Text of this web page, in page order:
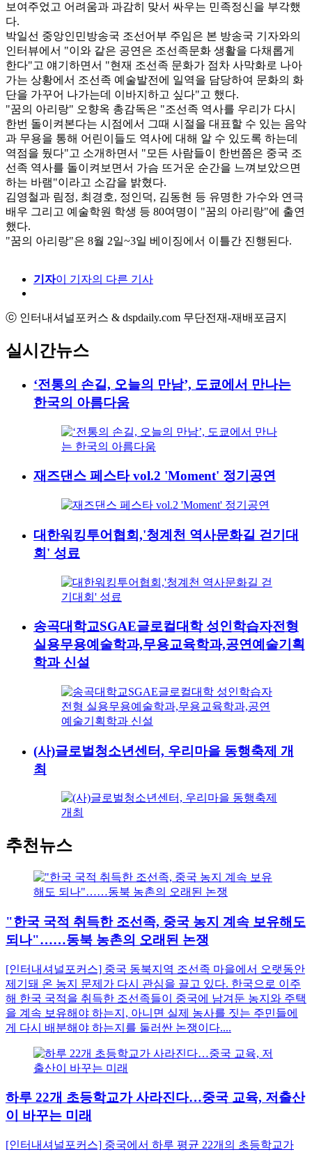
보여주었고 어려움과 과감히 맞서 싸우는 민족정신을 부각했
다.
박일선 중앙인민방송국 조선어부 주임은 본 방송국 기자와의
인터뷰에서 "이와 같은 공연은 조선족문화 생활을 다채롭게
한다"고 얘기하면서 "현재 조선족 문화가 점차 사막화로 나아
가는 상황에서 조선족 예술발전에 일역을 담당하여 문화의 화
단을 가꾸어 나가는데 이바지하고 싶다"고 했다.
"꿈의 아리랑" 오향옥 총감독은 "조선족 역사를 우리가 다시
한번 돌이켜본다는 시점에서 그때 시절을 대표할 수 있는 음악
과 무용을 통해 어린이들도 역사에 대해 알 수 있도록 하는데
역점을 뒀다"고 소개하면서 "모든 사람들이 한번쯤은 중국 조
선족 역사를 돌이켜보면서 가슴 뜨거운 순간을 느껴보았으면
하는 바램"이라고 소감을 밝혔다.
김영철과 림정, 최경호, 정인덕, 김동현 등 유명한 가수와 연극
배우 그리고 예술학원 학생 등 80여명이 "꿈의 아리랑"에 출연
했다.
"꿈의 아리랑"은 8월 2일~3일 베이징에서 이틀간 진행된다.
기자이 기자의 다른 기사
ⓒ 인터내셔널포커스 & dspdaily.com 무단전재-재배포금지
실시간뉴스
‘전통의 손길, 오늘의 만남’, 도쿄에서 만나는
한국의 아름다움
재즈댄스 페스타 vol.2 'Moment' 정기공연
대한워킹투어협회,'청계천 역사문화길 걷기대
회' 성료
송곡대학교SGAE글로컬대학 성인학습자전형
실용무용예술학과,무용교육학과,공연예술기획
학과 신설
(사)글로벌청소년센터, 우리마을 동행축제 개
최
추천뉴스
"한국 국적 취득한 조선족, 중국 농지 계속 보유해도
되나"……동북 농촌의 오래된 논쟁
[인터내셔널포커스] 중국 동북지역 조선족 마을에서 오랫동안
제기돼 온 농지 문제가 다시 관심을 끌고 있다. 한국으로 이주
해 한국 국적을 취득한 조선족들이 중국에 남겨둔 농지와 주택
을 계속 보유해야 하는지, 아니면 실제 농사를 짓는 주민들에
게 다시 배분해야 하는지를 둘러싼 논쟁이다....
하루 22개 초등학교가 사라진다…중국 교육, 저출산
이 바꾸는 미래
[인터내셔널포커스] 중국에서 하루 평균 22개의 초등학교가